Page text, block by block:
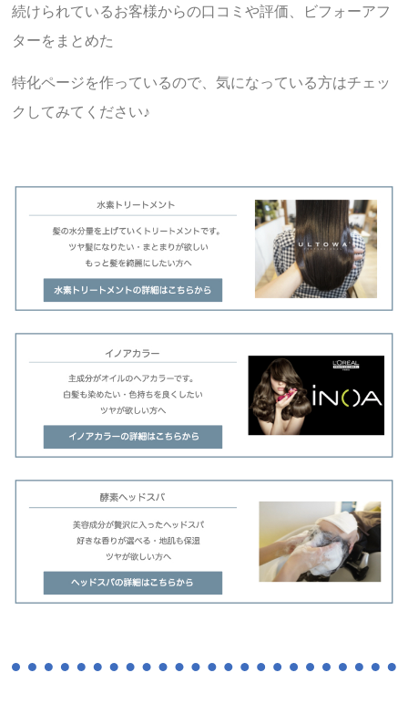
続けられているお客様からの口コミや評価、ビフォーアフ
ターをまとめた
特化ページを作っているので、気になっている方はチェッ
クしてみてください♪